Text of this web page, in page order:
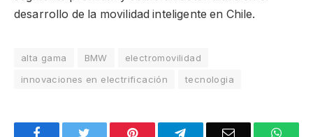
desarrollo de la movilidad inteligente en Chile.
alta gama BMW
electromovilidad
innovaciones en electrificación
tecnologia
Facebook Pinterest TelegramEmail